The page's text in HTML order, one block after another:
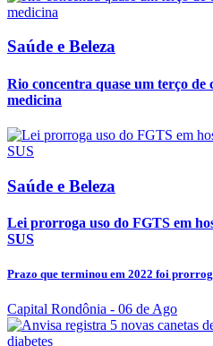
Saúde e Beleza
Rio concentra quase um terço de
medicina
Saúde e Beleza
Lei prorroga uso do FGTS em
SUS
Prazo que terminou em 2022 foi
Capital Rondônia - 06 de Ago